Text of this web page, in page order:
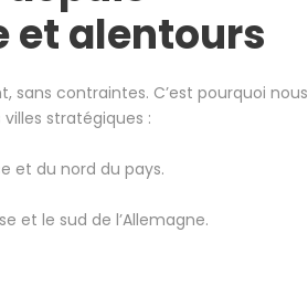
et alentours
contraintes. C’est pourquoi nous
stratégiques :
et du nord du pays.
et le sud de l’Allemagne.